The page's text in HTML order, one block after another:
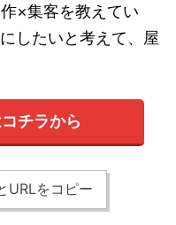
×集客を教えてい
したいと考えて、屋
チラから
URLをコピー